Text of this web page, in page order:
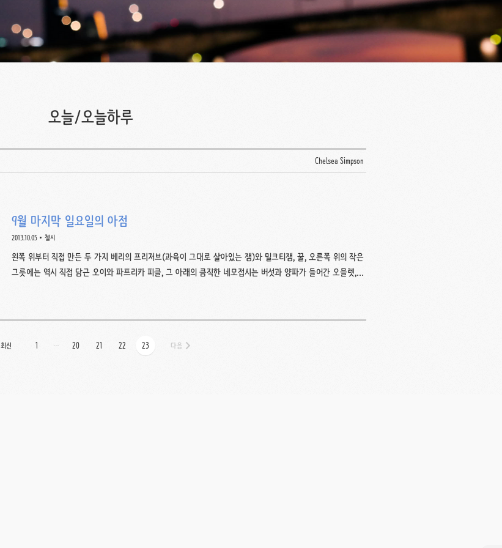
오늘/오늘하루
Chelsea Simpson
9월 마지막 일요일의 아점
2013.10.05 첼시
왼쪽 위부터 직접 만든 두 가지 베리의 프리저브(과육이 그대로 살아있는 잼)와 밀크티잼, 꿀, 오른쪽 위의 작은
그릇에는 역시 직접 담근 오이와 파프리카 피클, 그 아래의 큼직한 네모접시는 버섯과 양파가 들어간 오믈렛,
서 얼음 가득 넣고 곁들였다. 바삭 달콤 부들 짭짤 아작 쫄깃하니 맛있었다. 또 먹고 싶다!
최신 1 20 21 22 23 다음